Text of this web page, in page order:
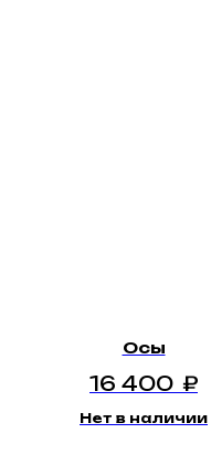
Осы
16 400 ₽
Нет в наличии